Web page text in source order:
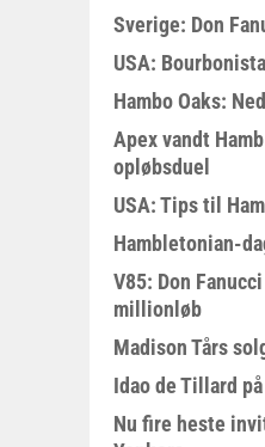
Sverige: Don
USA:
Hambo Oaks:
Apex vandt
opløbsduel
USA: Tips til
Hambletonian-
V85: Don
millionløb
Madison Tårs
Idao de Tillard
Nu fire heste